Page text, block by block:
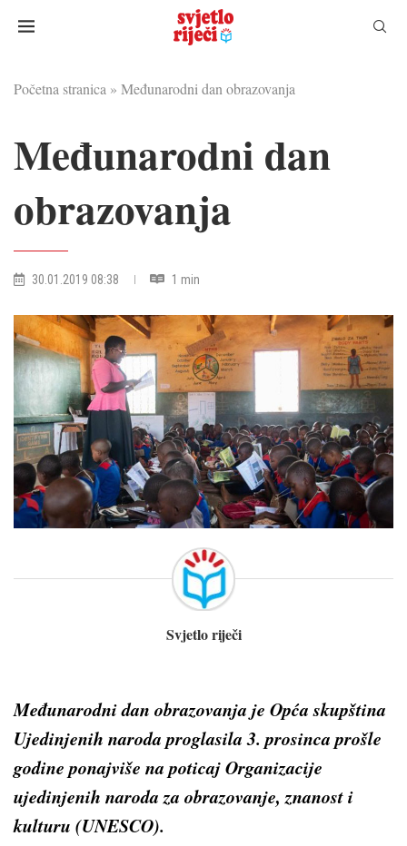
Početna stranica » Međunarodni dan obrazovanja
Međunarodni dan
obrazovanja
30.01.2019 08:38 1 min
Svjetlo riječi
Međunarodni dan obrazovanja je Opća skupština
Ujedinjenih naroda proglasila 3. prosinca prošle
godine ponajviše na poticaj Organizacije
ujedinjenih naroda za obrazovanje, znanost i
kulturu (UNESCO).